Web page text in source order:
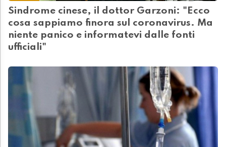
Sindrome cinese, il dottor Garzoni: "Ecco
cosa sappiamo finora sul coronavirus. Ma
niente panico e informatevi dalle fonti
ufficiali"